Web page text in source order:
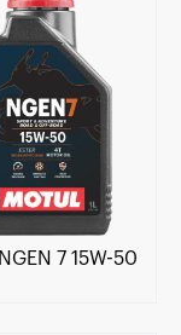
7 15W-50